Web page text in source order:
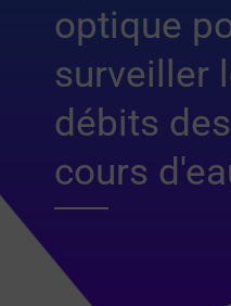
optique
surveiller
débits des
cours